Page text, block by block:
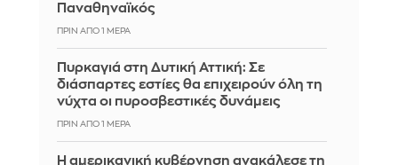
Παναθηναϊκός
ΠΡΙΝ ΑΠΌ 1 ΜΈΡΑ
Πυρκαγιά στη Δυτική Αττική: Σε
διάσπαρτες εστίες θα επιχειρούν όλη τη
νύχτα οι πυροσβεστικές δυνάμεις
ΠΡΙΝ ΑΠΌ 1 ΜΈΡΑ
Η αμερικανική κυβέρνηση ανακάλεσε τη